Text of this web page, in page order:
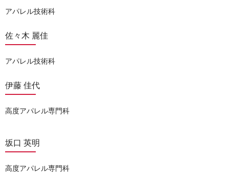
アパレル技術科
佐々木 麗佳
アパレル技術科
伊藤 佳代
高度アパレル専門科
坂口 英明
高度アパレル専門科